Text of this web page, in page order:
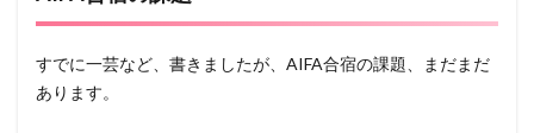
すでに一芸など、書きましたが、AIFA合宿の課題、まだまだ
あります。